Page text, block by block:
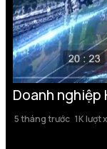
Doanh nghiệp
5 tháng trước 1K lượt